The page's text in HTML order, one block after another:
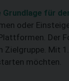
für
oder
Der
Zielgruppe. Mit
möchten.